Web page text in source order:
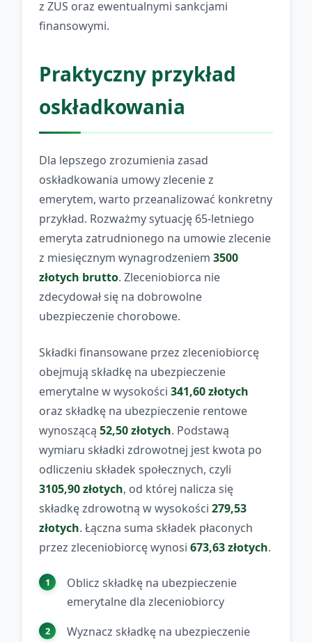
z ZUS oraz ewentualnymi sankcjami
finansowymi.
Praktyczny przykład
oskładkowania
Dla lepszego zrozumienia zasad
oskładkowania umowy zlecenie z
emerytem, warto przeanalizować konkretny
przykład. Rozważmy sytuację 65-letniego
emeryta zatrudnionego na umowie zlecenie
z miesięcznym wynagrodzeniem 3500
złotych brutto. Zleceniobiorca nie
zdecydował się na dobrowolne
ubezpieczenie chorobowe.
Składki finansowane przez zleceniobiorcę
obejmują składkę na ubezpieczenie
emerytalne w wysokości 341,60 złotych
oraz składkę na ubezpieczenie rentowe
wynoszącą 52,50 złotych. Podstawą
wymiaru składki zdrowotnej jest kwota po
odliczeniu składek społecznych, czyli
3105,90 złotych, od której nalicza się
składkę zdrowotną w wysokości 279,53
złotych. Łączna suma składek płaconych
przez zleceniobiorcę wynosi 673,63 złotych.
Oblicz składkę na ubezpieczenie
emerytalne dla zleceniobiorcy
Wyznacz składkę na ubezpieczenie